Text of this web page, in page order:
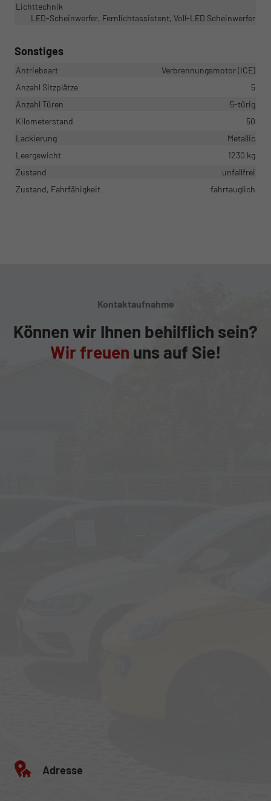
Lichttechnik
LED-Scheinwerfer, Fernlichtassistent, Voll-LED Scheinwerfer
Sonstiges
Antriebsart
Verbrennungsmotor (ICE)
Anzahl Sitzplätze
5
Anzahl Türen
5-türig
Kilometerstand
50
Lackierung
Metallic
Leergewicht
1230 kg
Zustand
unfallfrei
Zustand, Fahrfähigkeit
fahrtauglich
Kontaktaufnahme
Können wir Ihnen behilflich sein?
Wir freuen uns auf Sie!
Adresse